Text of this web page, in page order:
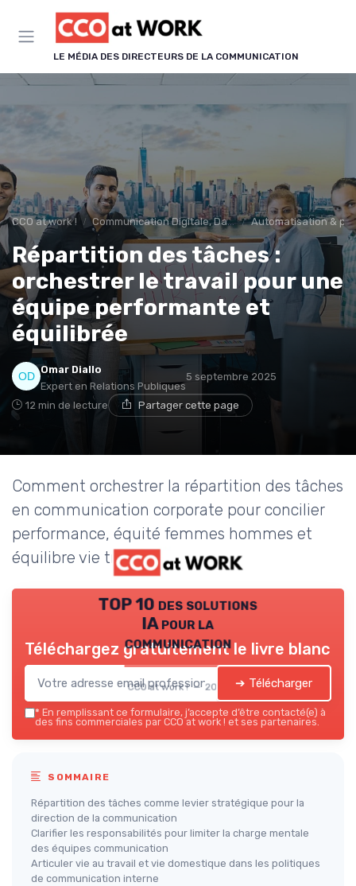
LE MÉDIA DES DIRECTEURS DE LA COMMUNICATION
CCO at work ! Communication Digitale, Data & IA Automatisation &
Répartition des tâches :
orchestrer le travail pour une
équipe performante et
équilibrée
Omar Diallo
Expert en Relations Publiques
5 septembre 2025
12 min de lecture Partager cette page
Comment orchestrer la répartition des tâches
en communication corporate pour concilier
performance, équité femmes hommes et
équilibre vie travail.
TOP 10 des solutions
IA pour la
communication
CCO at work ! — 2026
Téléchargez gratuitement le livre blanc
➔ Télécharger
* En remplissant ce formulaire, j’accepte d’être contacté(e) à
des fins commerciales par CCO at work ! et ses partenaires.
SOMMAIRE
Répartition des tâches comme levier stratégique pour la
direction de la communication
Clarifier les responsabilités pour limiter la charge mentale
des équipes communication
Articuler vie au travail et vie domestique dans les politiques
de communication interne
Panneau de gestion des cookies